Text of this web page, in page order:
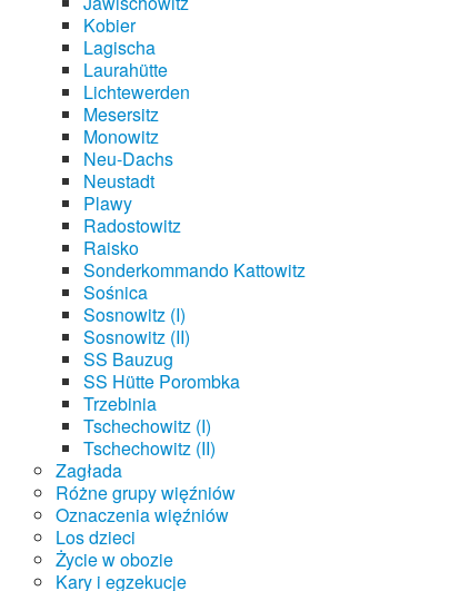
Kobier
Lagischa
Laurahütte
Lichtewerden
Mesersitz
Monowitz
Neu-Dachs
Neustadt
Plawy
Radostowitz
Raisko
Sonderkommando Kattowitz
Sośnica
Sosnowitz (I)
Sosnowitz (II)
SS Bauzug
SS Hütte Porombka
Trzebinia
Tschechowitz (I)
Tschechowitz (II)
Zagłada
Różne grupy więźniów
Oznaczenia więźniów
Los dzieci
Życie w obozie
Kary i egzekucje